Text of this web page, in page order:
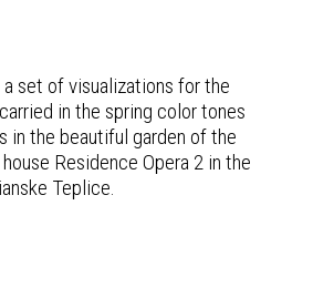
set of visualizations for the
in the spring color tones
in the beautiful garden of the
Residence Opera 2 in the
Teplice.